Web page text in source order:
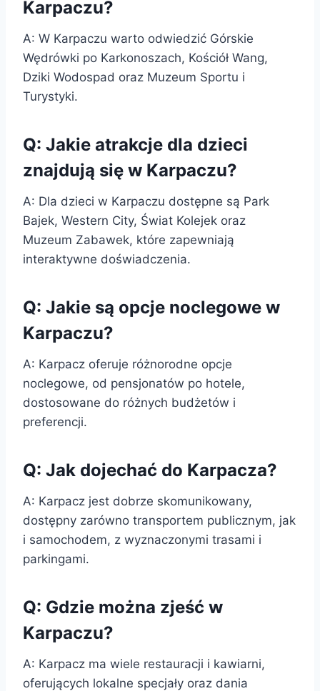
Karpaczu?
A: W Karpaczu warto odwiedzić Górskie
Wędrówki po Karkonoszach, Kościół Wang,
Dziki Wodospad oraz Muzeum Sportu i
Turystyki.
Q: Jakie atrakcje dla dzieci
znajdują się w Karpaczu?
A: Dla dzieci w Karpaczu dostępne są Park
Bajek, Western City, Świat Kolejek oraz
Muzeum Zabawek, które zapewniają
interaktywne doświadczenia.
Q: Jakie są opcje noclegowe w
Karpaczu?
A: Karpacz oferuje różnorodne opcje
noclegowe, od pensjonatów po hotele,
dostosowane do różnych budżetów i
preferencji.
Q: Jak dojechać do Karpacza?
A: Karpacz jest dobrze skomunikowany,
dostępny zarówno transportem publicznym, jak
i samochodem, z wyznaczonymi trasami i
parkingami.
Q: Gdzie można zjeść w
Karpaczu?
A: Karpacz ma wiele restauracji i kawiarni,
oferujących lokalne specjały oraz dania